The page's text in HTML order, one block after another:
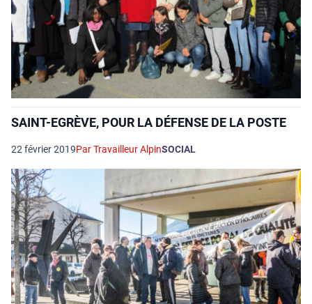
SAINT-EGRÈVE, POUR LA DÉFENSE DE LA POSTE
22 février 2019Par Travailleur AlpinSOCIAL